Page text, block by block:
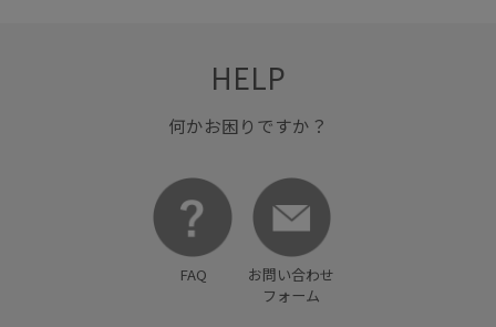
HELP
何かお困りですか？
FAQ
お問い合わせ
フォーム